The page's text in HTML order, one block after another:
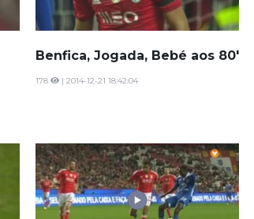
Benfica, Jogada, Bebé aos 80'
178 | 2014-12-21 18:42:04